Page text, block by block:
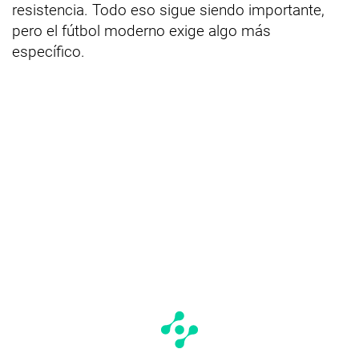
resistencia. Todo eso sigue siendo importante,
pero el fútbol moderno exige algo más
específico.